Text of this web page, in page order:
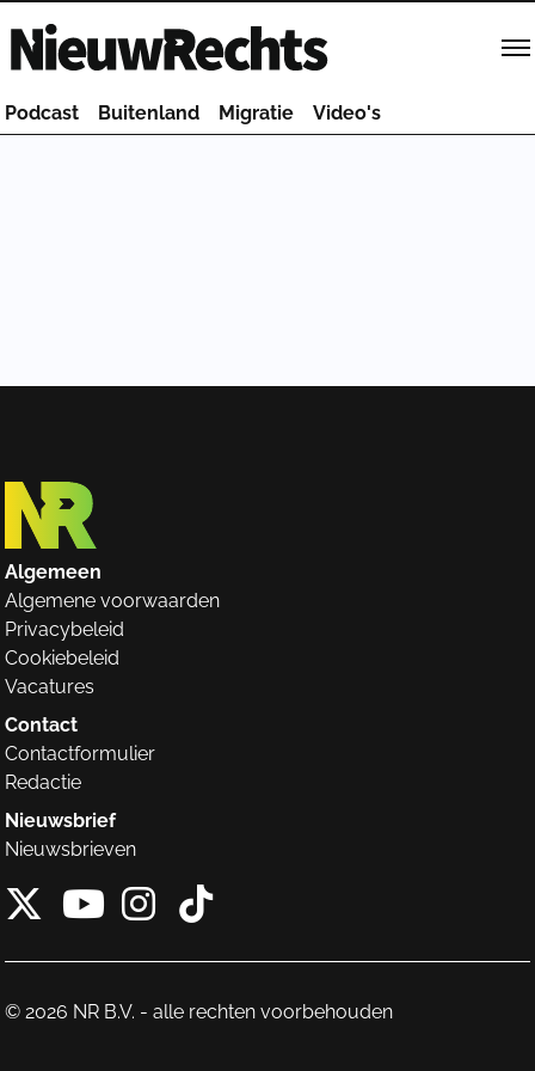
Homepage van NieuwRechts
Podcast Buitenland Migratie Video's
Algemeen
Algemene voorwaarden
Privacybeleid
Cookiebeleid
Vacatures
Contact
Contactformulier
Redactie
Nieuwsbrief
Nieuwsbrieven
X van NieuwRechts
Instagram van
Tiktok van
© 2026 NR B.V. - alle rechten voorbehouden